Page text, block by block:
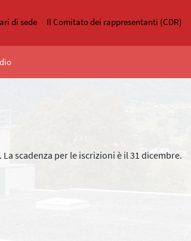
di sede Il Comitato dei rappresentanti (CDR)
scadenza per le iscrizioni è il 31 dicembre.